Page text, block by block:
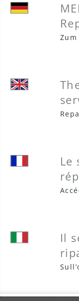
Le
Il